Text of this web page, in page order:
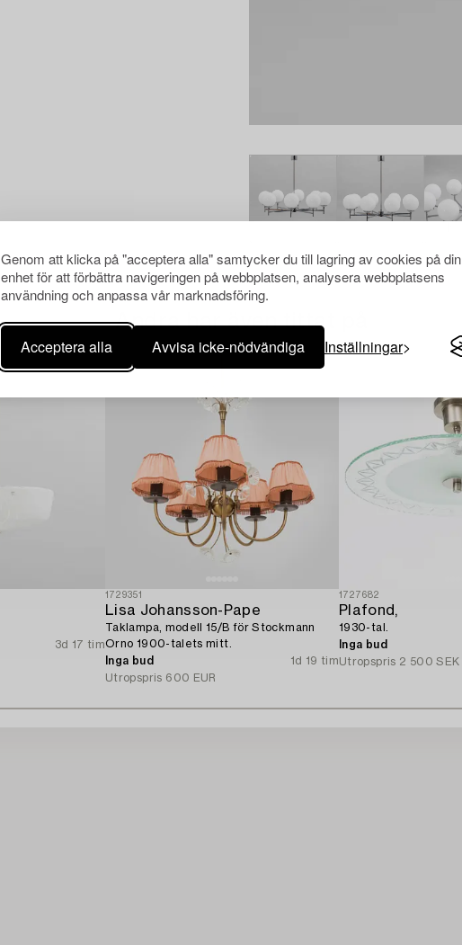
Genom att klicka på "acceptera alla" samtycker du till lagring av cookies på din
enhet för att förbättra navigeringen på webbplatsen, analysera webbplatsens
användning och anpassa vår marknadsföring.
Acceptera alla Avvisa icke-nödvändiga Inställningar
Andra har även tittat på
3d 17 tim
1729351
Lisa Johansson-Pape
Taklampa, modell 15/B för Stockmann
Orno 1900-talets mitt.
Inga bud
1d 19 tim
Utropspris 600 EUR
1727682
Plafond,
1930-tal.
Inga bud
Utropspris 2 500 SEK